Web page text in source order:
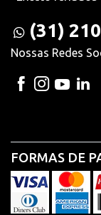
(31)
Nossas Redes
FORMAS DE